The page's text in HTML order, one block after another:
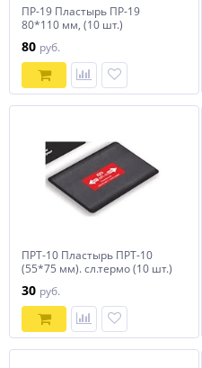
ПР-19 Пластырь ПР-19
80*110 мм, (10 шт.)
80 руб.
ПРТ-10 Пластырь ПРТ-10
(55*75 мм). сл.термо (10 шт.)
30 руб.